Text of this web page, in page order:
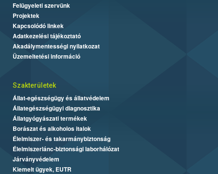
Felügyeleti szervünk
Projektek
Kapcsolódó linkek
Adatkezelési tájékoztató
Akadálymentességi nyilatkozat
Üzemeltetési információ
Szakterületek
Állat-egészségügy és állatvédelem
Állategészségügyi diagnosztika
Állatgyógyászati termékek
Borászat és alkoholos italok
Élelmiszer- és takarmánybiztonság
Élelmiszerlánc-biztonsági laborhálózat
Járványvédelem
Kiemelt ügyek, EUTR